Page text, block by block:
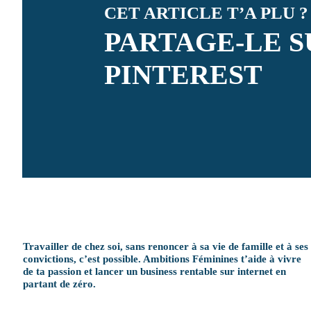
CET ARTICLE T’A PLU ?
PARTAGE-LE
PINTEREST
Travailler de chez soi, sans renoncer à sa vie de famille et à ses
convictions, c’est possible. Ambitions Féminines t’aide à vivre
de ta passion et lancer un business rentable sur internet en
partant de zéro.